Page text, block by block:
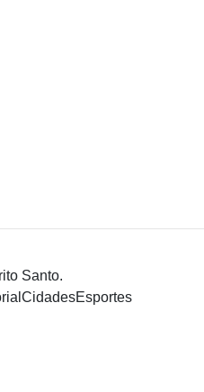
Santo.
CidadesEsportes